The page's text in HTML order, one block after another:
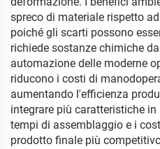
spreco di materiale rispetto
poiché gli scarti possono
richiede sostanze chimiche
automazione delle moderne
riducono i costi di
aumentando l'efficienza
integrare più caratteristiche
tempi di assemblaggio e i
prodotto finale più